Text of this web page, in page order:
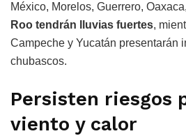
México, Morelos, Guerrero,
Roo tendrán lluvias fuertes,
Campeche y Yucatán presentarán
chubascos.
Persisten riesgos
viento y calor